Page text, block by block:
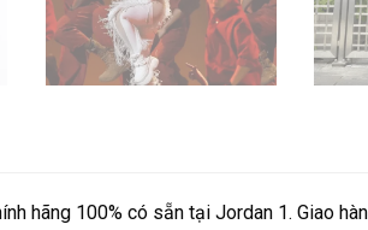
hãng 100% có sẵn tại Jordan 1. Giao